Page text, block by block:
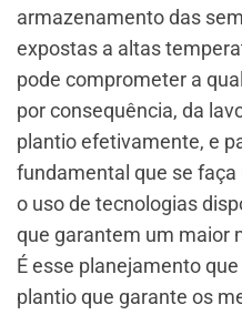
armazenamento das
expostas a altas
pode comprometer a
por consequência, da
plantio efetivamente, e
fundamental que se
o uso de tecnologias
que garantem um maior
É esse planejamento
plantio que garante os